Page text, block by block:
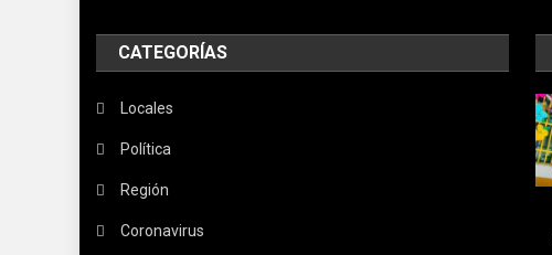
CATEGORÍAS
Locales
Política
Región
Coronavirus